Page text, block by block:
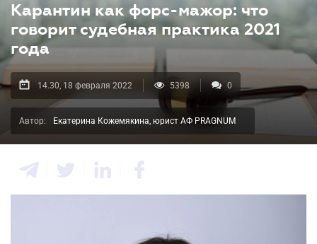
Карантин как форс-мажор: что
говорит судебная практика 2021
года
14.30, 18 февраля 2022 5398 0
Автор: Екатерина Кожемякина, юрист АФ PRAGNUM